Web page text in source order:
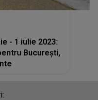
- 1 iulie 2023:
București,